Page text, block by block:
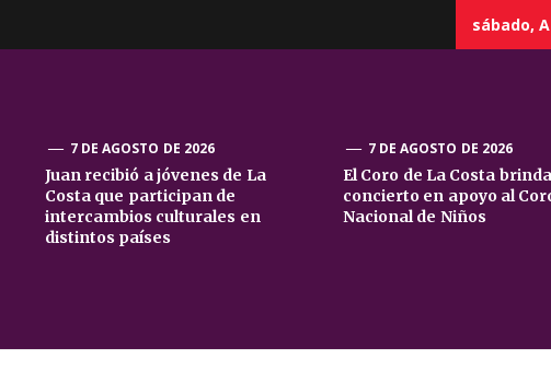
sábado,
La
Costa
7 DE AGOSTO DE 2026
Juan recibió a jóvenes de La
Costa que participan de
intercambios culturales en
distintos países
7 DE AGOSTO DE 2026
El Coro de La Costa
concierto en apoyo al
Nacional de Niños